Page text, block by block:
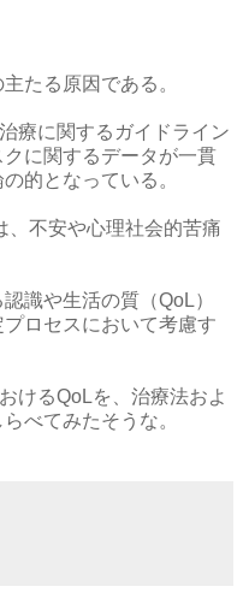
たる原因である。
療に関するガイドライン
に関するデータが一貫
的となっている。
、不安や心理社会的苦痛
識や生活の質（QoL）
ロセスにおいて考慮す
けるQoLを、治療法およ
べてみたそうな。